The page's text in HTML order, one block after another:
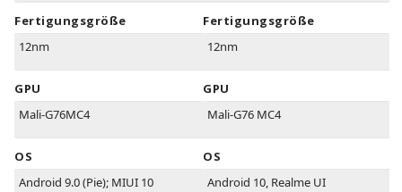
Fertigungsgröße
12nm
GPU
Mali-G76MC4
OS
Android 9.0 (Pie); MIUI 10
Fertigungsgröße
12nm
GPU
Mali-G76 MC4
OS
Android 10, Realme UI